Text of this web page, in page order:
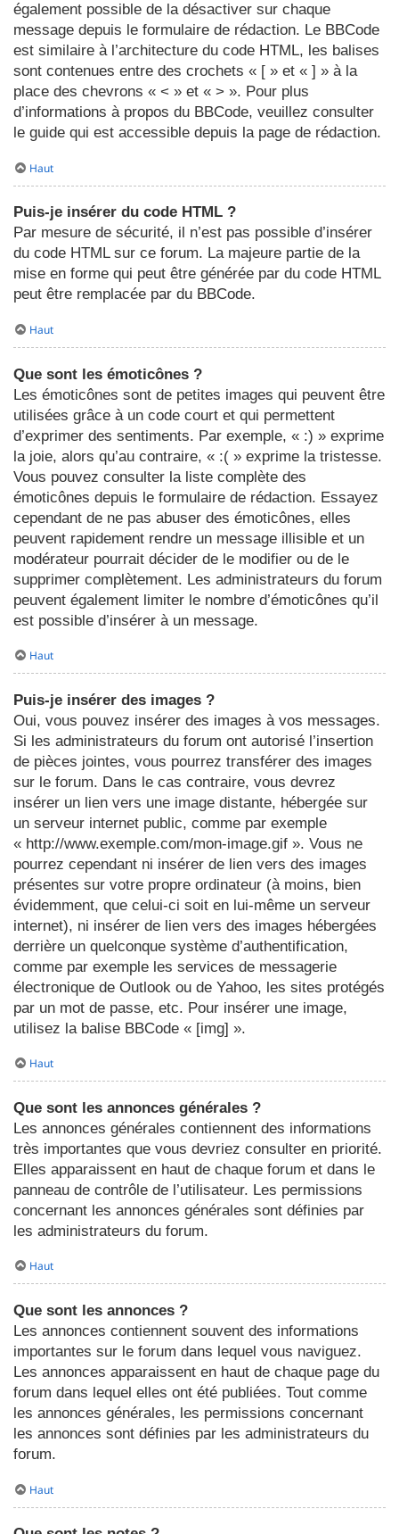
également possible de la désactiver sur chaque
message depuis le formulaire de rédaction. Le BBCode
est similaire à l’architecture du code HTML, les balises
sont contenues entre des crochets « [ » et « ] » à la
place des chevrons « < » et « > ». Pour plus
d’informations à propos du BBCode, veuillez consulter
le guide qui est accessible depuis la page de rédaction.
Haut
Puis-je insérer du code HTML ?
Par mesure de sécurité, il n’est pas possible d’insérer
du code HTML sur ce forum. La majeure partie de la
mise en forme qui peut être générée par du code HTML
peut être remplacée par du BBCode.
Haut
Que sont les émoticônes ?
Les émoticônes sont de petites images qui peuvent être
utilisées grâce à un code court et qui permettent
d’exprimer des sentiments. Par exemple, « :) » exprime
la joie, alors qu’au contraire, « :( » exprime la tristesse.
Vous pouvez consulter la liste complète des
émoticônes depuis le formulaire de rédaction. Essayez
cependant de ne pas abuser des émoticônes, elles
peuvent rapidement rendre un message illisible et un
modérateur pourrait décider de le modifier ou de le
supprimer complètement. Les administrateurs du forum
peuvent également limiter le nombre d’émoticônes qu’il
est possible d’insérer à un message.
Haut
Puis-je insérer des images ?
Oui, vous pouvez insérer des images à vos messages.
Si les administrateurs du forum ont autorisé l’insertion
de pièces jointes, vous pourrez transférer des images
sur le forum. Dans le cas contraire, vous devrez
insérer un lien vers une image distante, hébergée sur
un serveur internet public, comme par exemple
« http://www.exemple.com/mon-image.gif ». Vous ne
pourrez cependant ni insérer de lien vers des images
présentes sur votre propre ordinateur (à moins, bien
évidemment, que celui-ci soit en lui-même un serveur
internet), ni insérer de lien vers des images hébergées
derrière un quelconque système d’authentification,
comme par exemple les services de messagerie
électronique de Outlook ou de Yahoo, les sites protégés
par un mot de passe, etc. Pour insérer une image,
utilisez la balise BBCode « [img] ».
Haut
Que sont les annonces générales ?
Les annonces générales contiennent des informations
très importantes que vous devriez consulter en priorité.
Elles apparaissent en haut de chaque forum et dans le
panneau de contrôle de l’utilisateur. Les permissions
concernant les annonces générales sont définies par
les administrateurs du forum.
Haut
Que sont les annonces ?
Les annonces contiennent souvent des informations
importantes sur le forum dans lequel vous naviguez.
Les annonces apparaissent en haut de chaque page du
forum dans lequel elles ont été publiées. Tout comme
les annonces générales, les permissions concernant
les annonces sont définies par les administrateurs du
forum.
Haut